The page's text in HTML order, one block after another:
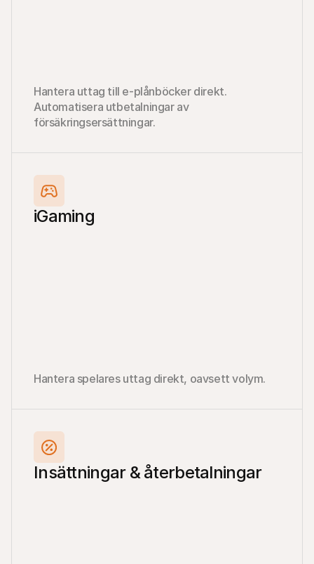
Hantera uttag till e-plånböcker direkt.
Automatisera utbetalningar av
försäkringsersättningar.
iGaming
Hantera spelares uttag direkt, oavsett volym.
Insättningar & återbetalningar